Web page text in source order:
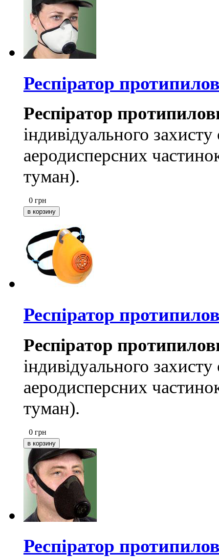
Респіратор
Респіратор
індивідуального
аеродисперсних
туман).
0 грн
Респіратор
Респіратор
індивідуального
аеродисперсних
туман).
0 грн
Респіратор